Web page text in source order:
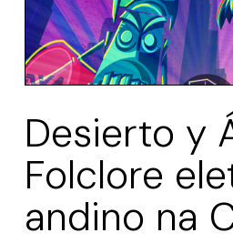
Desierto y
Folclore
andino na